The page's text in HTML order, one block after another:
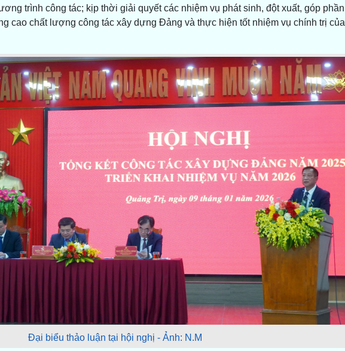
trình công tác; kịp thời giải quyết các nhiệm vụ phát sinh, đột xuất, góp phần
cao chất lượng công tác xây dựng Đảng và thực hiện tốt nhiệm vụ chính trị của
Đại biểu thảo luận tại hội nghị - Ảnh: N.M